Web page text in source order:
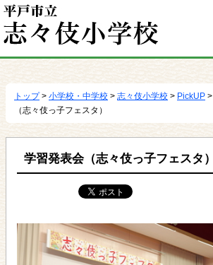
動
トップ> 小学校・中学校 > 志々伎小学校 > PickUP >
（志々伎っ子フェスタ）
学習発表会（志々伎っ子フェスタ）